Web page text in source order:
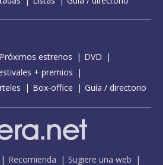
Próximos estrenos
DVD
+ premios
Box-office Guía / directorio
Recomienda Sugiere una web